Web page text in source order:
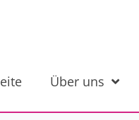
Über uns